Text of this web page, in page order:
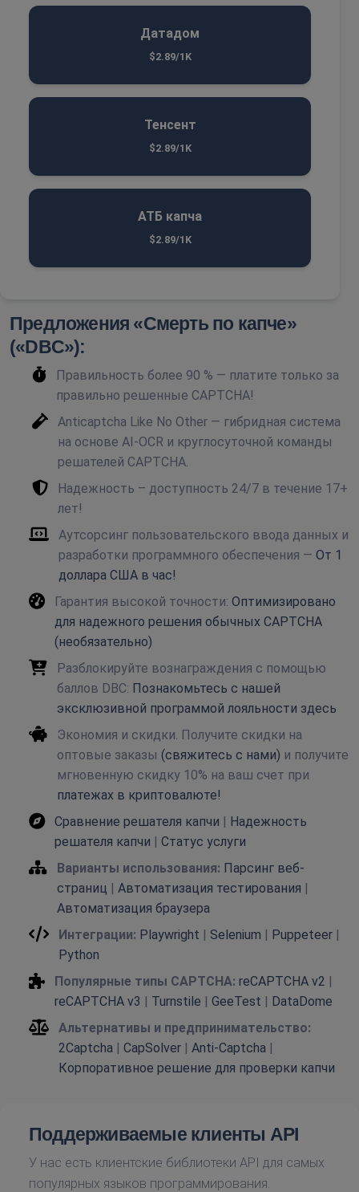
Датадом
$2.89/1K
Тенсент
$2.89/1K
АТБ капча
$2.89/1K
Предложения «Смерть по капче»
(«DBC»):
Правильность более 90 % — платите только за
правильно решенные CAPTCHA!
Anticaptcha Like No Other — гибридная система
на основе AI-OCR и круглосуточной команды
решателей CAPTCHA.
Надежность – доступность 24/7 в течение 17+
лет!
Аутсорсинг пользовательского ввода данных и
разработки программного обеспечения — От 1
доллара США в час!
Гарантия высокой точности: Оптимизировано
для надежного решения обычных CAPTCHA
(необязательно)
Разблокируйте вознаграждения с помощью
баллов DBC: Познакомьтесь с нашей
эксклюзивной программой лояльности здесь
Экономия и скидки. Получите скидки на
оптовые заказы (свяжитесь с нами) и получите
мгновенную скидку 10% на ваш счет при
платежах в криптовалюте!
Сравнение решателя капчи | Надежность
решателя капчи | Статус услуги
Варианты использования: Парсинг веб-
страниц | Автоматизация тестирования |
Автоматизация браузера
Интеграции: Playwright | Selenium | Puppeteer |
Python
Популярные типы CAPTCHA: reCAPTCHA v2 |
reCAPTCHA v3 | Turnstile | GeeTest | DataDome
Альтернативы и предпринимательство:
2Captcha | CapSolver | Anti-Captcha |
Корпоративное решение для проверки капчи
Поддерживаемые клиенты API
У нас есть клиентские библиотеки API для самых
популярных языков программирования.